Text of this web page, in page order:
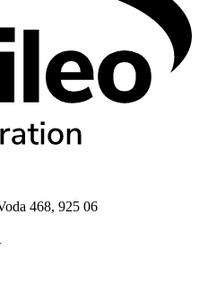
468, 925 06